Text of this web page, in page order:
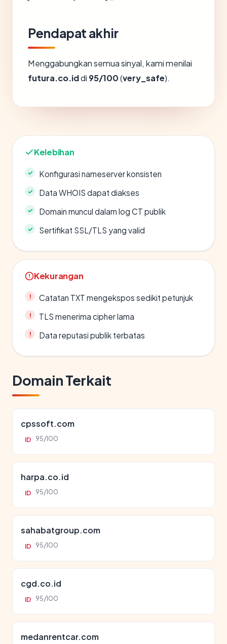
Pendapat akhir
Menggabungkan semua sinyal, kami menilai
futura.co.iddi 95/100(very_safe).
Kelebihan
Konfigurasi nameserver konsisten
Data WHOIS dapat diakses
Domain muncul dalam log CT publik
Sertifikat SSL/TLS yang valid
Kekurangan
Catatan TXT mengekspos sedikit petunjuk
TLS menerima cipher lama
Data reputasi publik terbatas
Domain Terkait
cpssoft.com
ID 95/100
harpa.co.id
ID 95/100
sahabatgroup.com
ID 95/100
cgd.co.id
ID 95/100
medanrentcar.com